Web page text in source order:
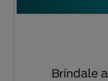
Bríndale